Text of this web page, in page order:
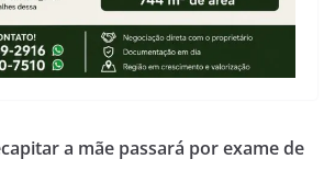
a mãe passará por exame de